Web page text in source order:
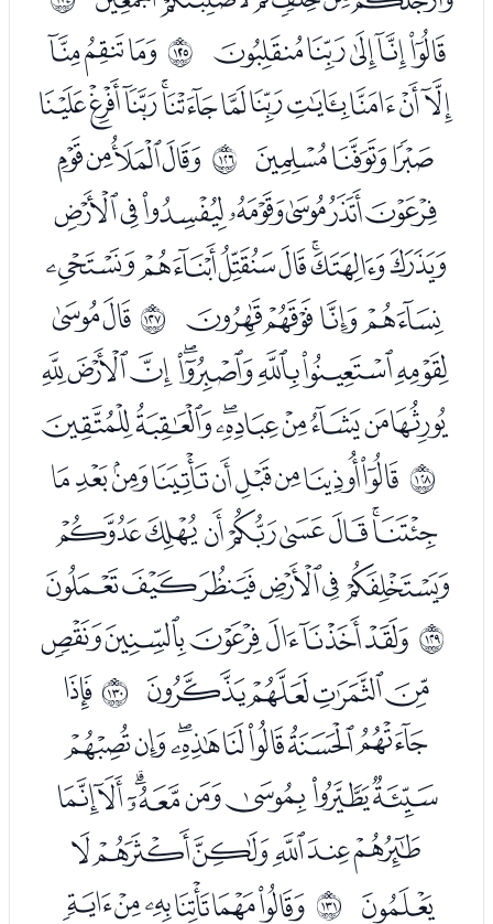
ﭹﭺﭻﭼﭽ ﱼ ﭿﮀﮁ
ﮂﮃﮄﮅﮆﮇﮈﮉﮊﮋﮌ
ﮍﮎﮏ ﱽ ﮑﮒﮓﮔ
ﮕﮖﮗﮘﮙﮚﮛ
ﮜﮝﮞﮟﮠﮡﮢ
ﮣﮤﮥﮦ ﱾﮨﮩ
ﮪﮫﮬﮭﮮﮯﮰﮱ
ﯓﯔﯕﯖﯗﯘﯙﯚ
ﱿ ﯜﯝﯞﯟﯠﯡﯢﯣﯤ
ﯥﯦﯧﯨﯩﯪﯫﯬ
ﯭﯮﯯﯰﯱﯲ
ﲀﯴﯵﯶﯷﯸﯹ
ﯺﯻﯼﯽ ﲁﭑ
ﭒﭓﭔﭕﭖﭗﭘﭙ
ﭚﭛﭜﭝﭞﭟﭠﭡ
ﭢﭣﭤﭥﭦﭧ
ﭨ ﲂ ﭪﭫﭬﭭﭮﭯ